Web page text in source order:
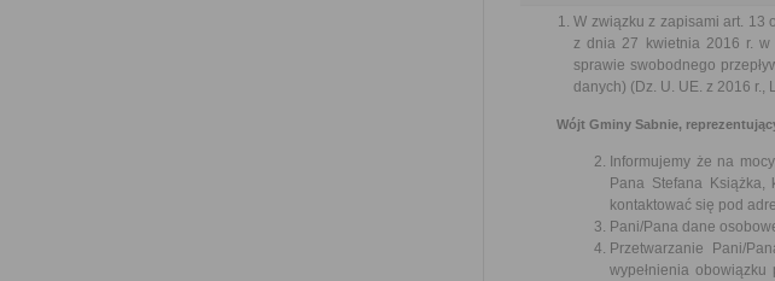
W związku z zapisami art. 13
z dnia 27 kwietnia 2016 r. w
sprawie swobodnego
danych) (Dz. U. UE. z 2016 r.,
Wójt Gminy Sabnie,
Informujemy że na
Pana Stefana
kontaktować się pod
Pani/Pana dane
Przetwarzanie Pani/
wypełnienia